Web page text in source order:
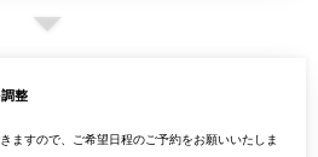
整
ますので、ご希望日程のご予約をお願いいたしま